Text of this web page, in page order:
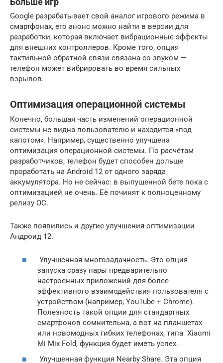
Google разрабатывает свой аналог игрового режима в
смартфонах, его анонс можно найти в версии для
разработки, которая включает вибрационные эффекты
для внешних контроллеров. Кроме того, опция
тактильной обратной связи связана со звуком —
телефон может вибрировать во время сильных
взрывов.
Оптимизация операционной системы
Конечно, большая часть изменений операционной
системы не видна пользователю и находится «под
капотом». Например, существенно улучшена
оптимизация операционной системы. По расчётам
разработчиков, телефон будет способен дольше
проработать на Android 12 от одного заряда
аккумулятора. Но не сейчас: в выпущенной бете пока с
оптимизацией не очень. Её починят к полноценному
релизу ОС.
Также появились и другие улучшения оптимизации
Андроид 12.
Улучшенная многозадачность. Это опция
запуска сразу пары предварительно
настроенных приложений для более
эффективного взаимодействия пользователя с
устройством (например, YouTube + Chrome).
Полезность такой опции для стандартных
смартфонов сомнительна, а вот на планшетах
или новомодных гибких телефонах, типа Xiaomi
Mi Mix Fold, функция будет иметь успех.
Улучшенная функция Nearby Share. Эта опция